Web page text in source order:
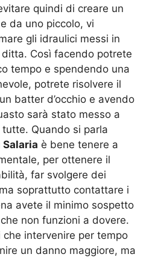
quindi di creare un
da uno piccolo, vi
gli idraulici messi in
Così facendo potrete
tempo e spendendo una
potrete risolvere il
batter d’occhio e avendo
sarà stato messo a
Quando si parla
è bene tenere a
per ottenere il
far svolgere dei
soprattutto contattare i
avete il minimo sospetto
non funzioni a dovere.
intervenire per tempo
un danno maggiore, ma